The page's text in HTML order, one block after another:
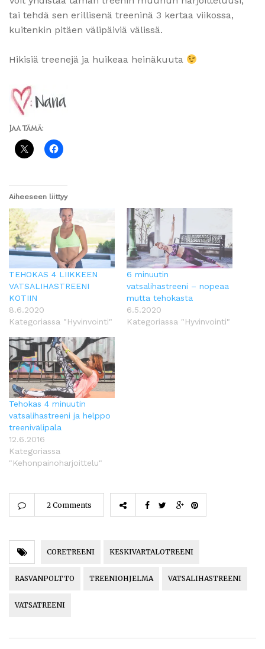
tai tehdä sen erillisenä treeninä 3 kertaa viikossa,
kuitenkin pitäen välipäiviä välissä.
Hikisiä treenejä ja huikeaa heinäkuuta
Jaa tämä:
Aiheeseen liittyy
TEHOKAS 4 LIIKKEEN
VATSALIHASTREENI
KOTIIN
8.6.2020
Kategoriassa "Hyvinvointi"
6 minuutin
vatsalihastreeni – nopeaa
mutta tehokasta
6.5.2020
Kategoriassa "Hyvinvointi"
Tehokas 4 minuutin
vatsalihastreeni ja helppo
treenivälipala
12.6.2016
Kategoriassa
"Kehonpainoharjoittelu"
2 Comments
CORETREENI KESKIVARTALOTREENI
RASVANPOLTTO TREENIOHJELMA VATSALIHASTREENI
VATSATREENI